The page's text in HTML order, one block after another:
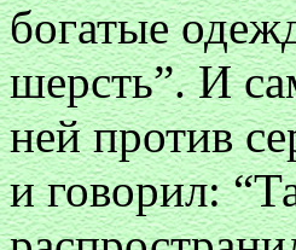
богатые
шерсть”. И
ней против
и говорил: